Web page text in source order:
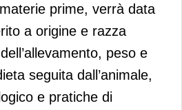
prime, verrà data
a origine e razza
peso e
seguita dall’animale,
e pratiche di